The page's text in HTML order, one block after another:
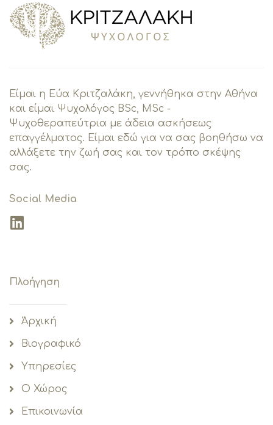
Είμαι η Εύα Κριτζαλάκη, γεννήθηκα στην Αθήνα
και είμαι Ψυχολόγος BSc, MSc -
Ψυχοθεραπεύτρια με άδεια ασκήσεως
επαγγέλματος. Είμαι εδώ για να σας βοηθήσω να
αλλάξετε την ζωή σας και τον τρόπο σκέψης
σας.
Social Media
Πλοήγηση
Άρχική
Βιογραφικό
Υπηρεσίες
O Χώρος
Επικοινωνία